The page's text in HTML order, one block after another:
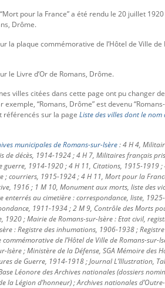
pour la France” a été rendu le 20 juillet
Drôme.
la plaque commémorative de l’Hôtel de Ville
le Livre d’Or de Romans, Drôme.
villes citées dans cette page ont pu changer
exemple, “Romans, Drôme” est devenu
référencés sur la page Liste des villes dont le
municipales de Romans-sur-Isère: 4 H 4,
de décès, 1914-1924 ; 4 H 7, Militaires français
guerre, 1914-1920 ; 4 H 11, Citations, 1915-1919
; courriers, 1915-1924 ; 4 H 11, Mort pour la
1916 ; 1 M 10, Monument aux morts, liste des
enterrés au cimetière : correspondance, liste,
1911-1934 ; 2 M 9, Contrôle des Morts
1920 ; Mairie de Romans-sur-Isère : Etat civil,
: Registre des inhumations, 1906-1938 ;
commémorative de l’Hôtel de Ville de Romans-
Isère ; Ministère de la Défense, SGA Mémoire des
de Guerre, 1914-1918 ; Journal L’Illustration,
Léonore des Archives nationales (dossiers
la Légion d’honneur) ; Archives nationales